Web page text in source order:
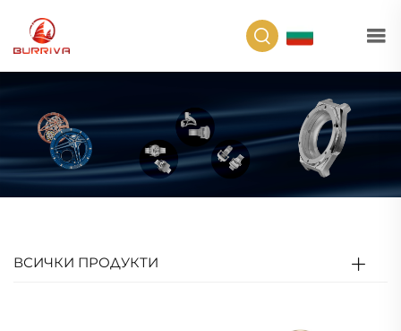
ВСИЧКИ ПРОДУКТИ